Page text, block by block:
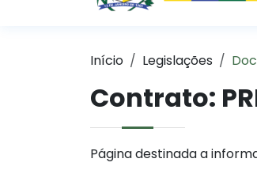
Início Legislações
Contrato:
Página destinada a